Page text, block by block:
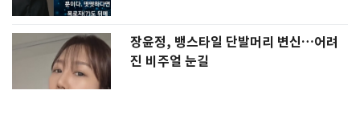
장윤정, 뱅스타일 단발머리 변신…어려
진 비주얼 눈길